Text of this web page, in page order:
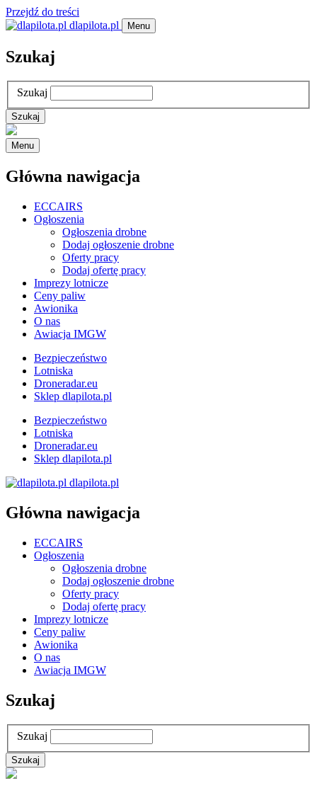
Przejdź do treści
dlapilota.pl
Menu
Szukaj
Szukaj
Menu
Główna nawigacja
ECCAIRS
Ogłoszenia
Ogłoszenia drobne
Dodaj ogłoszenie drobne
Oferty pracy
Dodaj ofertę pracy
Imprezy lotnicze
Ceny paliw
Awionika
O nas
Awiacja IMGW
Bezpieczeństwo
Lotniska
Droneradar.eu
Sklep dlapilota.pl
Bezpieczeństwo
Lotniska
Droneradar.eu
Sklep dlapilota.pl
dlapilota.pl
Główna nawigacja
ECCAIRS
Ogłoszenia
Ogłoszenia drobne
Dodaj ogłoszenie drobne
Oferty pracy
Dodaj ofertę pracy
Imprezy lotnicze
Ceny paliw
Awionika
O nas
Awiacja IMGW
Szukaj
Szukaj